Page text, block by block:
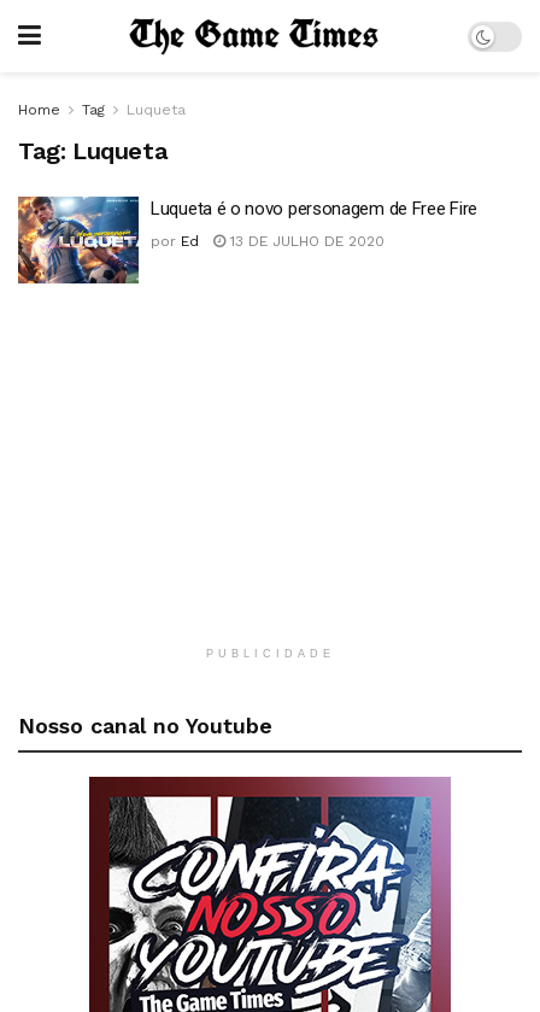
Home Tag Luqueta
Tag: Luqueta
Luqueta é o novo personagem de Free Fire
por Ed 13 DE JULHO DE 2020
PUBLICIDADE
Nosso canal no Youtube